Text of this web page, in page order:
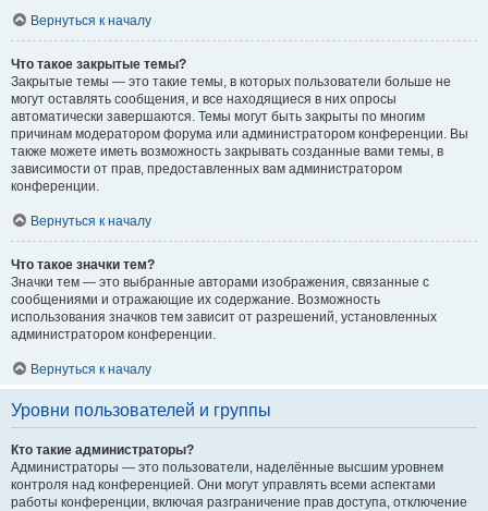
Вернуться к началу
Что такое закрытые темы?
Закрытые темы — это такие темы, в которых пользователи больше не
могут оставлять сообщения, и все находящиеся в них опросы
автоматически завершаются. Темы могут быть закрыты по многим
причинам модератором форума или администратором конференции. Вы
также можете иметь возможность закрывать созданные вами темы, в
зависимости от прав, предоставленных вам администратором
конференции.
Вернуться к началу
Что такое значки тем?
Значки тем — это выбранные авторами изображения, связанные с
сообщениями и отражающие их содержание. Возможность
использования значков тем зависит от разрешений, установленных
администратором конференции.
Вернуться к началу
Уровни пользователей и группы
Кто такие администраторы?
Администраторы — это пользователи, наделённые высшим уровнем
контроля над конференцией. Они могут управлять всеми аспектами
работы конференции, включая разграничение прав доступа, отключение